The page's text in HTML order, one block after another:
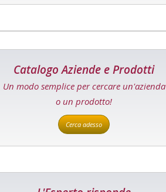
Catalogo Aziende e Prodotti
Un modo semplice per cercare un'azienda
o un prodotto!
Cerca adesso